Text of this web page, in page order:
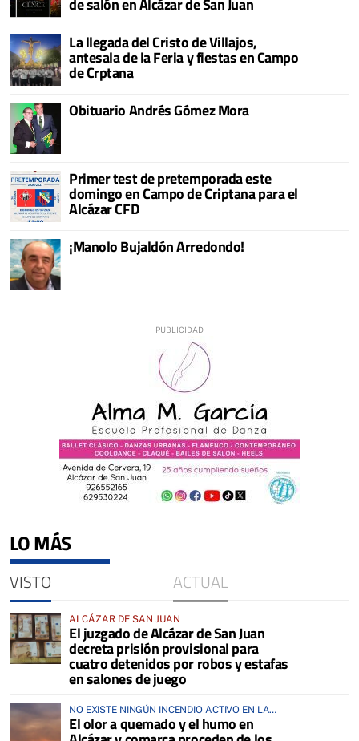
de salón en Alcázar de San Juan
La llegada del Cristo de Villajos,
antesala de la Feria y fiestas en Campo
de Crptana
Obituario Andrés Gómez Mora
Primer test de pretemporada este
domingo en Campo de Criptana para el
Alcázar CFD
¡Manolo Bujaldón Arredondo!
LO MÁS
VISTO ACTUAL
ALCÁZAR DE SAN JUAN
El juzgado de Alcázar de San Juan
decreta prisión provisional para
cuatro detenidos por robos y estafas
en salones de juego
NO EXISTE NINGÚN INCENDIO ACTIVO EN LA
COMARCA
El olor a quemado y el humo en